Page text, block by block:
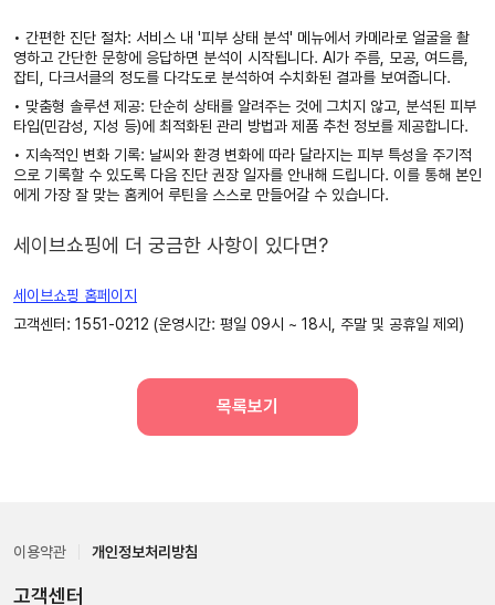
• 간편한 진단 절차: 서비스 내 '피부 상태 분석' 메뉴에서 카메라로 얼굴을 촬
영하고 간단한 문항에 응답하면 분석이 시작됩니다. AI가 주름, 모공, 여드름,
잡티, 다크서클의 정도를 다각도로 분석하여 수치화된 결과를 보여줍니다.
• 맞춤형 솔루션 제공: 단순히 상태를 알려주는 것에 그치지 않고, 분석된 피부
타입(민감성, 지성 등)에 최적화된 관리 방법과 제품 추천 정보를 제공합니다.
• 지속적인 변화 기록: 날씨와 환경 변화에 따라 달라지는 피부 특성을 주기적
으로 기록할 수 있도록 다음 진단 권장 일자를 안내해 드립니다. 이를 통해 본인
에게 가장 잘 맞는 홈케어 루틴을 스스로 만들어갈 수 있습니다.
세이브쇼핑에 더 궁금한 사항이 있다면?
세이브쇼핑 홈페이지
고객센터: 1551-0212 (운영시간: 평일 09시 ~ 18시, 주말 및 공휴일 제외)
목록보기
이용약관 개인정보처리방침
고객센터